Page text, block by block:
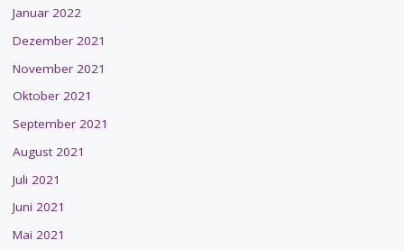
Januar 2022
Dezember 2021
November 2021
Oktober 2021
September 2021
August 2021
Juli 2021
Juni 2021
Mai 2021